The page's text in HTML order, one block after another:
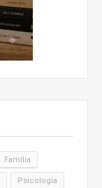
Família
Psicologia